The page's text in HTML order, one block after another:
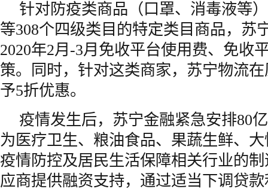
针对防疫类商品（口罩、消毒液等
等308个四级类目的特定类目商品，苏
2020年2月-3月免收平台使用费、免收
策。同时，针对这类商家，苏宁物流
予5折优惠。
疫情发生后，苏宁金融紧急安排80
为医疗卫生、粮油食品、果蔬生鲜、
疫情防控及居民生活保障相关行业的
应商提供融资支持，通过适当下调贷